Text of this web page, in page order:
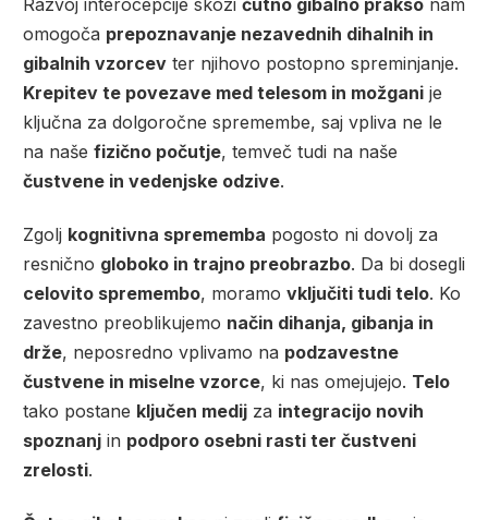
Razvoj interocepcije skozi čutno gibalno prakso nam
omogoča prepoznavanje nezavednih dihalnih in
gibalnih vzorcev ter njihovo postopno spreminjanje.
Krepitev te povezave med telesom in možgani je
ključna za dolgoročne spremembe, saj vpliva ne le
na naše fizično počutje, temveč tudi na naše
čustvene in vedenjske odzive.
Zgolj kognitivna sprememba pogosto ni dovolj za
resnično globoko in trajno preobrazbo. Da bi dosegli
celovito spremembo, moramo vključiti tudi telo. Ko
zavestno preoblikujemo način dihanja, gibanja in
drže, neposredno vplivamo na podzavestne
čustvene in miselne vzorce, ki nas omejujejo. Telo
tako postane ključen medij za integracijo novih
spoznanj in podporo osebni rasti ter čustveni
zrelosti.